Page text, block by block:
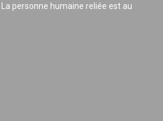
personne humaine reliée est au